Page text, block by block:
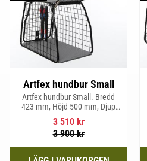
Artfex hundbur Small
Artfex hundbur Small. Bredd
423 mm, Höjd 500 mm, Djup
670 mm och vikt 12,1 kg.
3 510kr
3 900kr